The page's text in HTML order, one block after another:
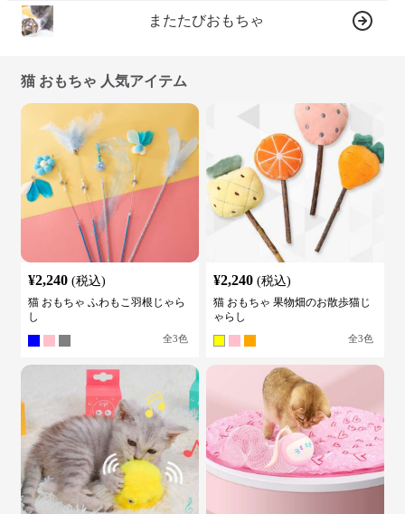
またたびおもちゃ
猫 おもちゃ 人気アイテム
¥2,240 (税込)
猫 おもちゃ ふわもこ羽根じゃら
し
全3色
¥2,240 (税込)
猫 おもちゃ 果物畑のお散歩猫じ
ゃらし
全3色